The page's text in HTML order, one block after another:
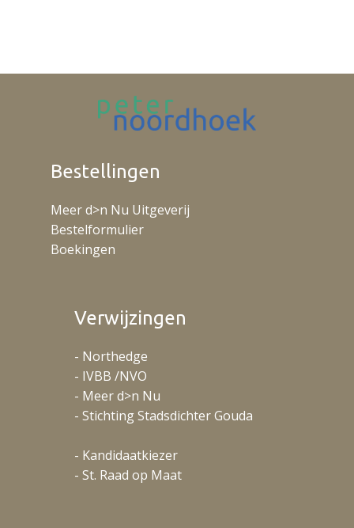
Bestellingen
Meer d>n Nu Uitgeverij
Bestelformulier
Boekingen
Verwijzingen
- Northedge
- IVBB /NVO
- Meer d>n Nu
- Stichting Stadsdichter Gouda
- Kandidaatkiezer
- St. Raad op Maat